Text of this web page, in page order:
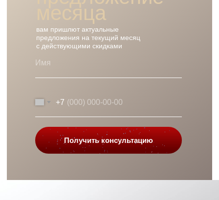
месяца
вам пришлют актуальные
предложения на текущий месяц
с действующими скидками
+7
Получить консультацию